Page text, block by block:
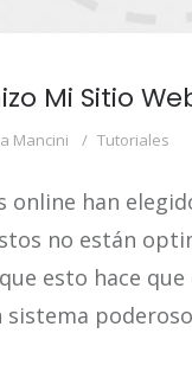
Mi Sitio
Mancini Tutoriales
online han
no están
esto hace
sistema